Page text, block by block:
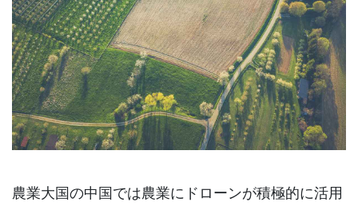
農業大国の中国では農業にドローンが積極的に活用